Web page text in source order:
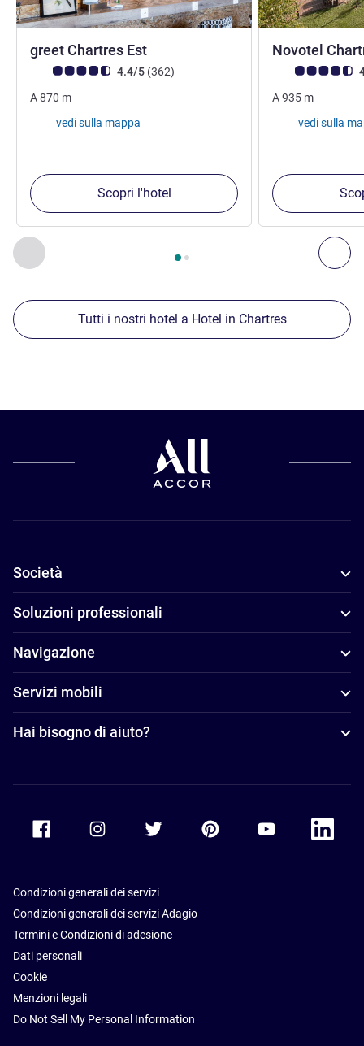
Precedente - Nostre ulteriori strutture nelle vicinanze
Pagina , Nostre ulteriori strutture nelle vicinanze 1 :,
greet Chartres Est
Giudizio clienti (Valutazione ALL)
4.4/5 (362recensioni
)
A870 m
vedi sulla mappa
Scopri l'hotel
Novotel
Giudizio clienti
A935 m
vedi sulla
Tutti i nostri hotel a Hotel in Chartres
Società
Soluzioni professionali
Navigazione
Servizi mobili
Hai bisogno di aiuto?
Accor Facebook Accor TwitterAccor PinterestAccor Youtube
Accor
Condizioni generali dei servizi
Condizioni generali dei servizi Adagio
Termini e Condizioni di adesione
Dati personali
Cookie
Menzioni legali
Do Not Sell My Personal Information